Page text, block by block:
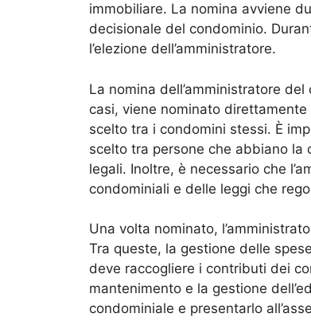
immobiliare. La nomina avviene
decisionale del condominio.
l’elezione dell’amministratore.
La nomina dell’amministratore
casi, viene nominato
scelto tra i condomini stessi. È
scelto tra persone che abbiano la
legali. Inoltre, è necessario che
condominiali e delle leggi che
Una volta nominato,
Tra queste, la gestione delle
deve raccogliere i contributi dei
mantenimento e la gestione
condominiale e presentarlo